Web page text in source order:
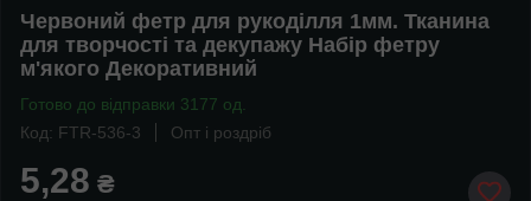
Червоний фетр для рукоділля 1мм. Тканина
для творчості та декупажу Набір фетру
м'якого Декоративний
Готово до відправки 3177 од.
Код: FTR-536-3
Опт і роздріб
5,28 ₴